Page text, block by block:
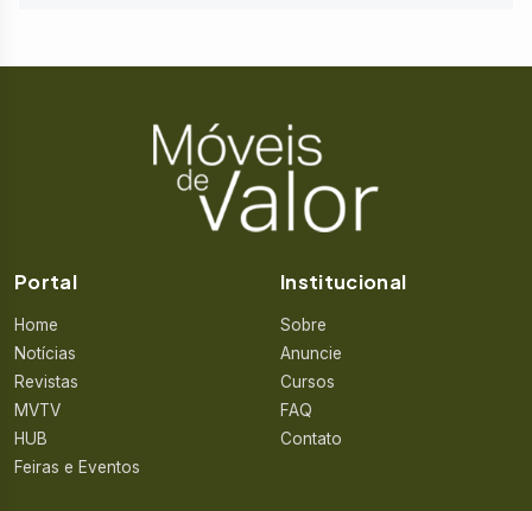
Portal
Home
Notícias
Revistas
MVTV
HUB
Feiras e Eventos
Institucional
Sobre
Anuncie
Cursos
FAQ
Contato